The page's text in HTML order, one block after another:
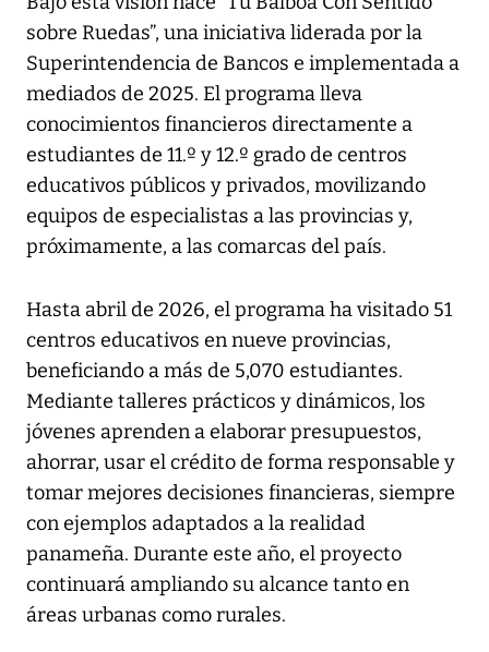
sobre Ruedas”, una iniciativa liderada por la
Superintendencia de Bancos e implementada a
mediados de 2025. El programa lleva
conocimientos financieros directamente a
estudiantes de 11.º y 12.º grado de centros
educativos públicos y privados, movilizando
equipos de especialistas a las provincias y,
próximamente, a las comarcas del país.
Hasta abril de 2026, el programa ha visitado 51
centros educativos en nueve provincias,
beneficiando a más de 5,070 estudiantes.
Mediante talleres prácticos y dinámicos, los
jóvenes aprenden a elaborar presupuestos,
ahorrar, usar el crédito de forma responsable y
tomar mejores decisiones financieras, siempre
con ejemplos adaptados a la realidad
panameña. Durante este año, el proyecto
continuará ampliando su alcance tanto en
áreas urbanas como rurales.